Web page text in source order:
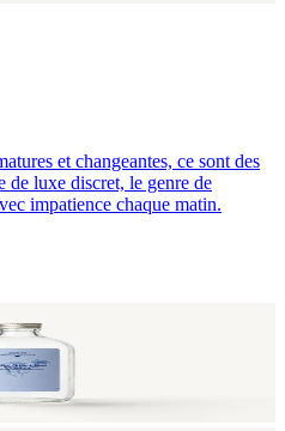
et changeantes, ce sont des
de luxe discret, le genre de
impatience chaque matin.